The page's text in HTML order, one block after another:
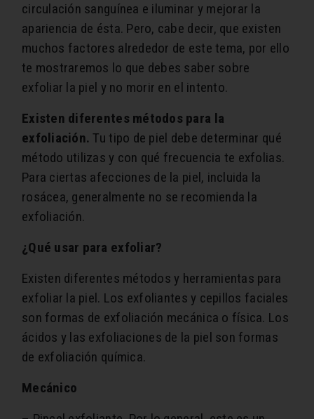
circulación sanguínea e iluminar y mejorar la
apariencia de ésta. Pero, cabe decir, que existen
muchos factores alrededor de este tema, por ello
te mostraremos lo que debes saber sobre
exfoliar la piel y no morir en el intento.
Existen diferentes métodos para la
exfoliación. Tu tipo de piel debe determinar qué
método utilizas y con qué frecuencia te exfolias.
Para ciertas afecciones de la piel, incluida la
rosácea, generalmente no se recomienda la
exfoliación.
¿Qué usar para exfoliar?
Existen diferentes métodos y herramientas para
exfoliar la piel. Los exfoliantes y cepillos faciales
son formas de exfoliación mecánica o física. Los
ácidos y las exfoliaciones de la piel son formas
de exfoliación química.
Mecánico